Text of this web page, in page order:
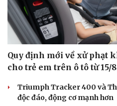
Quy định mới về xử phạt
cho trẻ em trên ô tô từ 15/8
Triumph Tracker 400 và
độc đáo, động cơ mạnh hơn